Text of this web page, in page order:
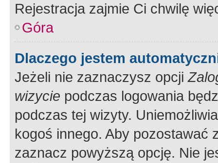
Rejestracja zajmie Ci chwilę
Góra
Dlaczego jestem
Jeżeli nie zaznaczysz opcji
wizycie podczas logowania
podczas tej wizyty.
kogoś innego. Aby pozostawać
zaznacz powyższą opcję. Nie